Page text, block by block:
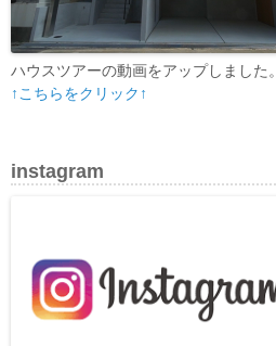
ハウスツアーの動画をアップしました。
↑こちらをクリック↑
instagram